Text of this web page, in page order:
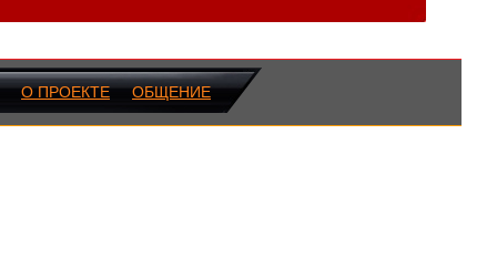
О ПРОЕКТЕ ОБЩЕНИЕ